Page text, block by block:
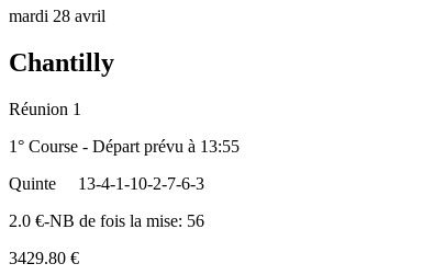
mardi 28 avril
Chantilly
Réunion 1
1° Course - Départ prévu à 13:55
Quinte
13-4-1-10-2-7-6-3
2.0 €-NB de fois la mise: 56
3429.80 €